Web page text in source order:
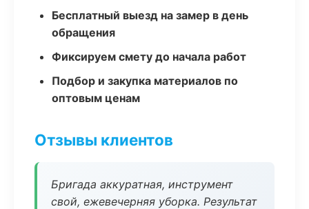
Бесплатный выезд на замер в день
обращения
Фиксируем смету до начала работ
Подбор и закупка материалов по
оптовым ценам
Отзывы клиентов
Бригада аккуратная, инструмент
свой, ежевечерняя уборка. Результат